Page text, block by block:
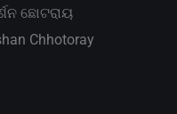
ଛୋଟରାୟ
Chhotoray